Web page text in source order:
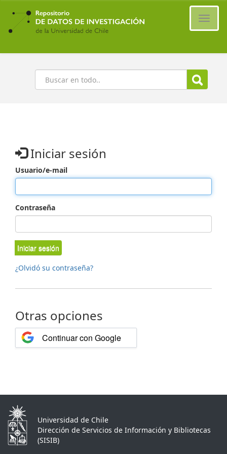
Ir
contenido
principal
Buscar
Iniciar sesión
Usuario/e-mail
Contraseña
Iniciar sesión
¿Olvidó su contraseña?
Otras opciones
Continuar con Google
Universidad de Chile
Dirección de Servicios de Información y Bibliotecas
(SISIB)